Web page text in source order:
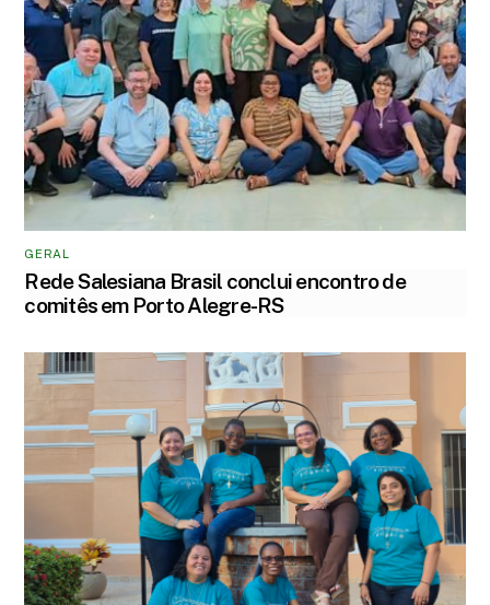
GERAL
Rede Salesiana Brasil conclui encontro de
comitês em Porto Alegre-RS